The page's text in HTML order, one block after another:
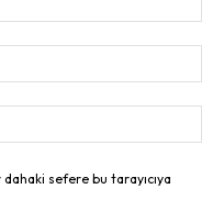
sefere bu tarayıcıya